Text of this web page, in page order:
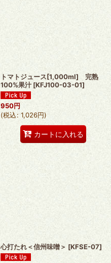
トマトジュース[1,000ml] 完熟
100%果汁 [KFJ100-03-01]
950円
(税込: 1,026円)
カートに入れる
心打たれ＜信州味噌＞ [KFSE-07]